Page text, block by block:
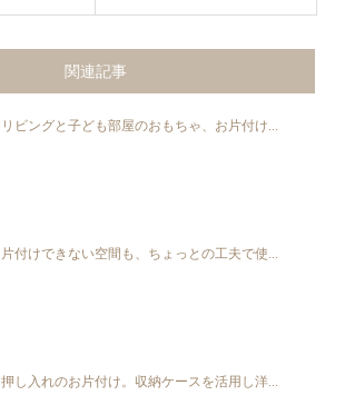
関連記事
リビングと子ども部屋のおもちゃ、お片付け...
片付けできない空間も、ちょっとの工夫で使...
押し入れのお片付け。収納ケースを活用し洋...